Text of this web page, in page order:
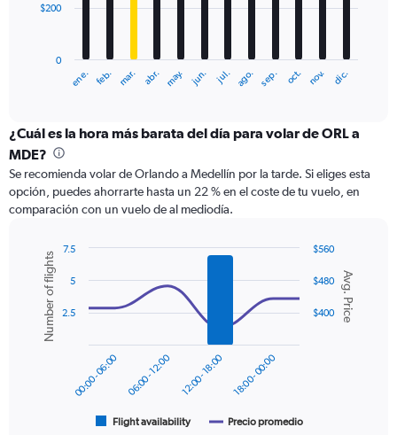
The
categories.
Range:
categories.
The
chart
axis
displaying
values.
Range:
ene. feb. mar. abr. may. jun. jul. ago. sep. oct. nov. dic.
0
$200
¿Cuál es la hora más barata del día para volar de ORL a
MDE?
Se recomienda volar de Orlando a Medellín por la tarde. Si eliges esta
opción, puedes ahorrarte hasta un 22 % en el coste de tu vuelo, en
comparación con un vuelo de al mediodía.
Combination
chart
with
data
series.
Chart
graphic.
Avg. Price
Number of flights
Flight availability Precio promedio
00:00 - 06:00 06:00 - 12:00 12:00 - 18:00 18:00 - 00:00
$400
$480
$560
2.5
5
7.5